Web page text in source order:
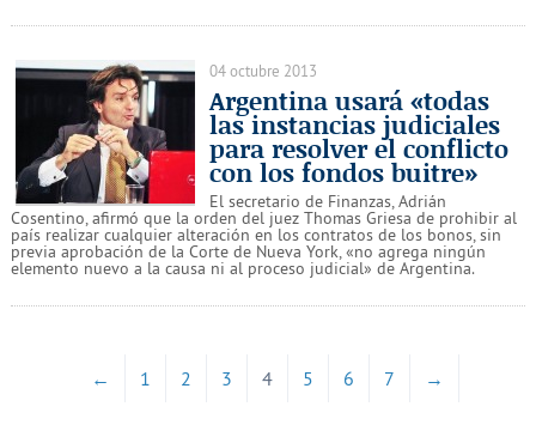
04 octubre 2013
Argentina usará «todas
las instancias judiciales
para resolver el conflicto
con los fondos buitre»
El secretario de Finanzas, Adrián
Cosentino, afirmó que la orden del juez Thomas Griesa de prohibir al
país realizar cualquier alteración en los contratos de los bonos, sin
previa aprobación de la Corte de Nueva York, «no agrega ningún
elemento nuevo a la causa ni al proceso judicial» de Argentina.
← 1 2 3 4 5 6 7 →